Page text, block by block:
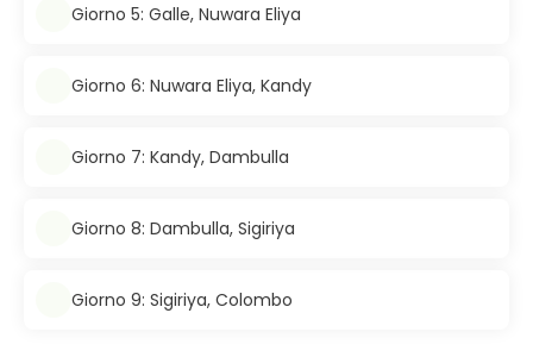
Giorno 5: Galle, Nuwara Eliya
Giorno 6: Nuwara Eliya, Kandy
Giorno 7: Kandy, Dambulla
Giorno 8: Dambulla, Sigiriya
Giorno 9: Sigiriya, Colombo